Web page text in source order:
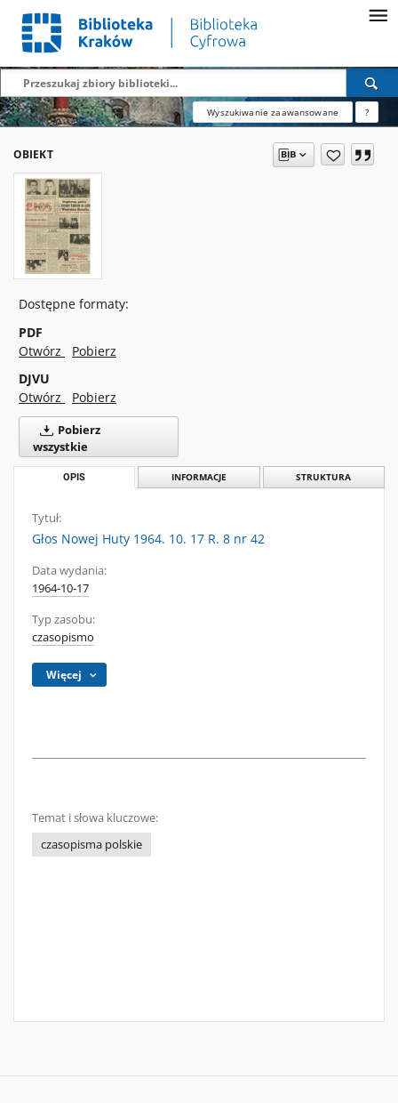
Wyszukiwanie zaawansowane ?
OBIEKT
Dostępne formaty:
PDF
Otwórz
Pobierz
DJVU
Otwórz
Pobierz
Pobierz
wszystkie
OPIS INFORMACJE STRUKTURA
Tytuł:
Głos Nowej Huty 1964. 10. 17 R. 8 nr 42
Data wydania:
1964-10-17
Typ zasobu:
czasopismo
Więcej
Temat i słowa kluczowe:
czasopisma polskie